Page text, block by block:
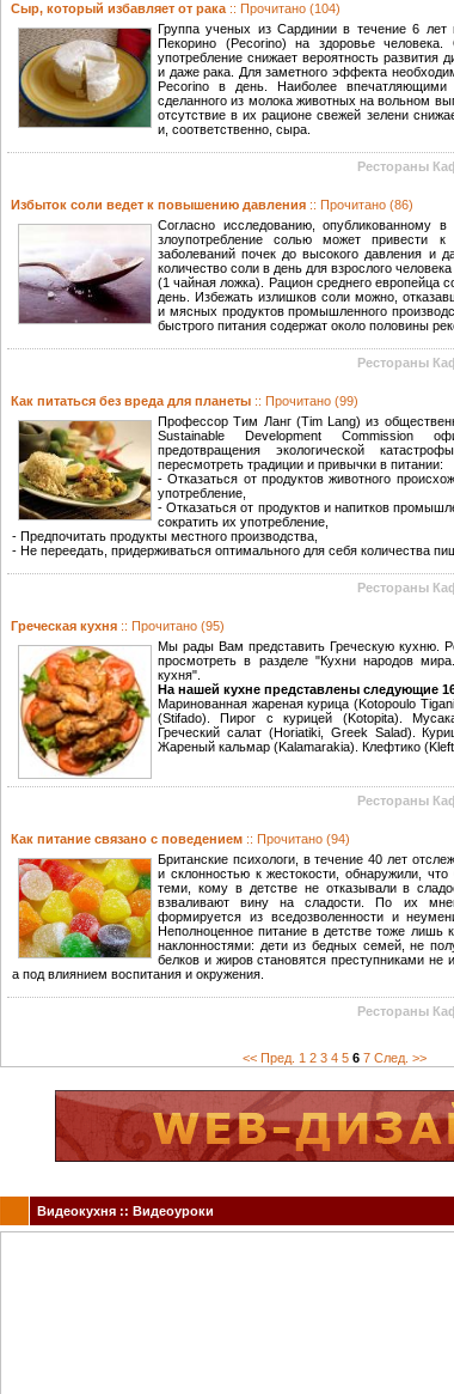
Сыр, который избавляет от рака :: Прочитано (104)
Группа ученых из Сардинии в течение 6 лет
Пекорино (Pecorino) на здоровье человека.
употребление снижает вероятность развития
и даже рака. Для заметного эффекта
Pecorino в день. Наиболее впечатляющими
сделанного из молока животных на вольном
отсутствие в их рационе свежей зелени
и, соответственно, сыра.
Рестораны
Избыток соли ведет к повышению давления :: Прочитано (86)
Согласно исследованию, опубликованному
злоупотребление солью может привести
заболеваний почек до высокого давления и
количество соли в день для взрослого
(1 чайная ложка). Рацион среднего европейца
день. Избежать излишков соли можно,
и мясных продуктов промышленного
быстрого питания содержат около половины
Рестораны
Как питаться без вреда для планеты :: Прочитано (99)
Профессор Тим Ланг (Tim Lang) из
Sustainable Development Commission
предотвращения экологической
пересмотреть традиции и привычки в питании:
- Отказаться от продуктов животного
употребление,
- Отказаться от продуктов и напитков
сократить их употребление,
- Предпочитать продукты местного производства,
- Не переедать, придерживаться оптимального для себя количества
Рестораны
Греческая кухня :: Прочитано (95)
Мы рады Вам представить Греческую кухню.
просмотреть в разделе "Кухни народов
кухня".
На нашей кухне представлены следующие
Маринованная жареная курица (Kotopoulo
(Stifado). Пирог с курицей (Kotopita).
Греческий салат (Horiatiki, Greek Salad).
Жареный кальмар (Kalamarakia). Клефтико
Рестораны
Как питание связано с поведением :: Прочитано (94)
Британские психологи, в течение 40 лет
и склонностью к жестокости, обнаружили,
теми, кому в детстве не отказывали в
взваливают вину на сладости. По их
формируется из вседозволенности и
Неполноценное питание в детстве тоже лишь
наклонностями: дети из бедных семей, не
белков и жиров становятся преступниками не
а под влиянием воспитания и окружения.
Рестораны
<< Пред. 1 2 3 4 5 6 7 След. >>
Видеокухня :: Видеоуроки